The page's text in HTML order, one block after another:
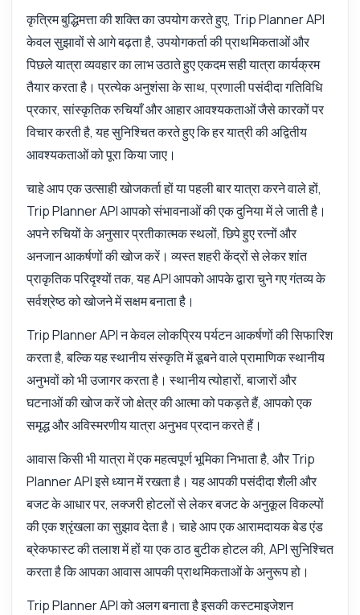
कृत्रिम बुद्धिमत्ता की शक्ति का उपयोग करते हुए, Trip Planner API
केवल सुझावों से आगे बढ़ता है, उपयोगकर्ता की प्राथमिकताओं और
पिछले यात्रा व्यवहार का लाभ उठाते हुए एकदम सही यात्रा कार्यक्रम
तैयार करता है। प्रत्येक अनुशंसा के साथ, प्रणाली पसंदीदा गतिविधि
प्रकार, सांस्कृतिक रुचियाँ और आहार आवश्यकताओं जैसे कारकों पर
विचार करती है, यह सुनिश्चित करते हुए कि हर यात्री की अद्वितीय
आवश्यकताओं को पूरा किया जाए।
चाहे आप एक उत्साही खोजकर्ता हों या पहली बार यात्रा करने वाले हों,
Trip Planner API आपको संभावनाओं की एक दुनिया में ले जाती है।
अपने रुचियों के अनुसार प्रतीकात्मक स्थलों, छिपे हुए रत्नों और
अनजान आकर्षणों की खोज करें। व्यस्त शहरी केंद्रों से लेकर शांत
प्राकृतिक परिदृश्यों तक, यह API आपको आपके द्वारा चुने गए गंतव्य के
सर्वश्रेष्ठ को खोजने में सक्षम बनाता है।
Trip Planner API न केवल लोकप्रिय पर्यटन आकर्षणों की सिफारिश
करता है, बल्कि यह स्थानीय संस्कृति में डूबने वाले प्रामाणिक स्थानीय
अनुभवों को भी उजागर करता है। स्थानीय त्योहारों, बाजारों और
घटनाओं की खोज करें जो क्षेत्र की आत्मा को पकड़ते हैं, आपको एक
समृद्ध और अविस्मरणीय यात्रा अनुभव प्रदान करते हैं।
आवास किसी भी यात्रा में एक महत्वपूर्ण भूमिका निभाता है, और Trip
Planner API इसे ध्यान में रखता है। यह आपकी पसंदीदा शैली और
बजट के आधार पर, लक्जरी होटलों से लेकर बजट के अनुकूल विकल्पों
की एक श्रृंखला का सुझाव देता है। चाहे आप एक आरामदायक बेड एंड
ब्रेकफास्ट की तलाश में हों या एक ठाठ बुटीक होटल की, API सुनिश्चित
करता है कि आपका आवास आपकी प्राथमिकताओं के अनुरूप हो।
Trip Planner API को अलग बनाता है इसकी कस्टमाइजेशन
कुछ भी पूछें
यात्रा योजनाकार API के बारे में उत्तर
नमस्ते! यात्रा योजनाकार API के बारे में कुछ भी पूछें —
एंडपॉइंट्स, मूल्य निर्धारण, इंटीग्रेशन टिप्स, जो आप चाहें।
मैं यात्रा कार्यक्रम कैसे बनाऊं?
योजना के लिए कौन से पैरामीटर चाहिए?
क्या मैं गतिविधियों को अनुकूलित कर सकता हूँ?
प्रतिक्रिया डेटा कैसा दिखता है?
मैं अनुरोध में त्रुटियों को कैसे संभालूं?
इसकी कीमत क्या है?